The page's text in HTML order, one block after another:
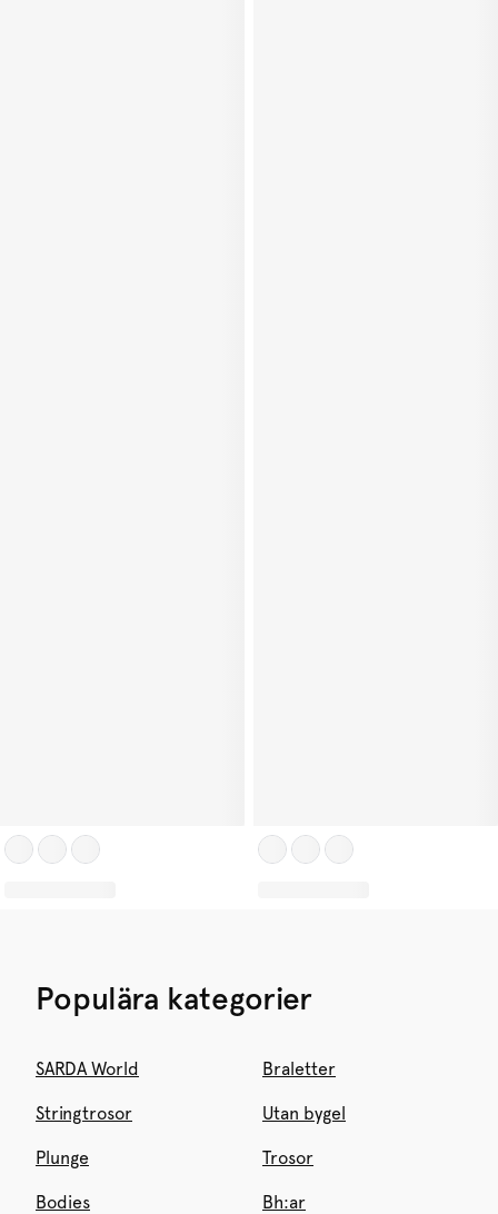
Populära kategorier
SARDA World Braletter
Stringtrosor Utan bygel
Plunge Trosor
Bodies Bh:ar